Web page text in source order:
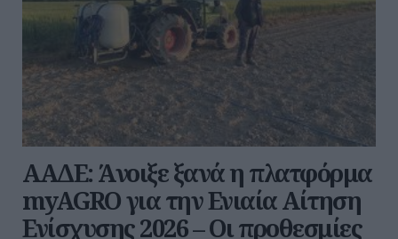
ΑΑΔΕ: Άνοιξε ξανά η πλατφόρμα
myAGRO για την Ενιαία Αίτηση
Ενίσχυσης 2026 – Οι προθεσμίες